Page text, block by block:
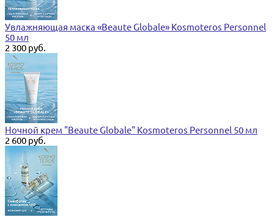
Увлажняющая маска «Beaute Globale» Kosmoteros Personnel
50 мл
2 300 руб.
Ночной крем "Beaute Globale" Kosmoteros Personnel 50 мл
2 600 руб.